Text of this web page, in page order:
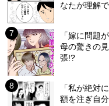
なたが理解
「嫁に問題
母の驚きの
張!?
「私が絶対
額を注ぎ自